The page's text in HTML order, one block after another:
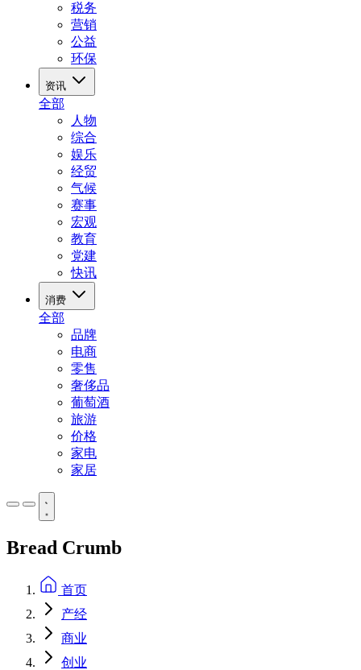
税务
营销
公益
环保
资讯
全部
人物
综合
娱乐
经贸
气候
赛事
宏观
教育
党建
快讯
消费
全部
品牌
电商
零售
奢侈品
葡萄酒
旅游
价格
家电
家居
Bread Crumb
首页
产经
商业
创业